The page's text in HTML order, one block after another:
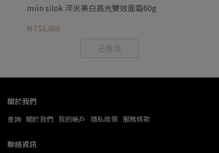
miin silok 淬米美白高光雙效面霜60g
NT$1,650
已售完
關於我們
查詢 關於我們 我的帳戶 隱私政策 服務條款
聯絡資訊